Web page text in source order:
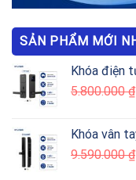
SẢN PHẨM MỚI
Khóa điện
5.800.000₫
Khóa vân
9.590.000₫